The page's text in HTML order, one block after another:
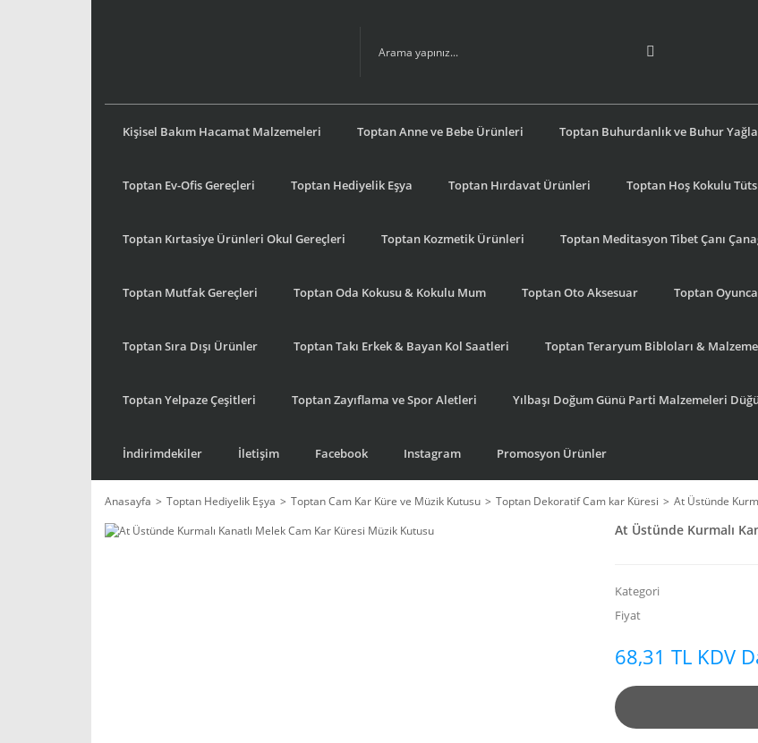
Kişisel Bakım Hacamat Malzemeleri Toptan Anne ve Bebe Ürünleri Toptan Buhurdanlık ve Buhur
Toptan Ev-Ofis Gereçleri Toptan Hediyelik Eşya Toptan Hırdavat Ürünleri Toptan Hoş Kokulu
Toptan Kırtasiye Ürünleri Okul Gereçleri Toptan Kozmetik Ürünleri Toptan Meditasyon Tibet Çanı
Toptan Mutfak Gereçleri Toptan Oda Kokusu & Kokulu Mum Toptan Oto Aksesuar Toptan
Toptan Sıra Dışı Ürünler Toptan Takı Erkek & Bayan Kol Saatleri Toptan Teraryum Bibloları &
Toptan Yelpaze Çeşitleri Toptan Zayıflama ve Spor Aletleri Yılbaşı Doğum Günü Parti Malzemeleri
İndirimdekiler İletişim Facebook Instagram Promosyon Ürünler
Anasayfa Toptan Hediyelik Eşya Toptan Cam Kar Küre ve Müzik Kutusu Toptan Dekoratif Cam kar Küresi At Üstünde
At Üstünde Kurmalı
Kategori
Fiyat
68,31 TL KDV